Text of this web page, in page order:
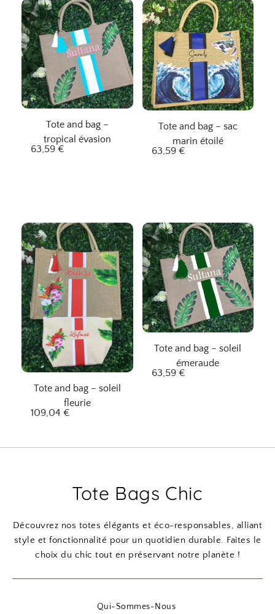
Tote and bag –
tropical évasion
63,59 €
Tote and bag – sac
marin étoilé
63,59 €
Tote and bag – soleil
fleurie
109,04 €
Tote and bag – soleil
émeraude
63,59 €
Tote Bags Chic
Découvrez nos totes élégants et éco-responsables, alliant
style et fonctionnalité pour un quotidien durable. Faites le
choix du chic tout en préservant notre planète !
Qui-Sommes-Nous